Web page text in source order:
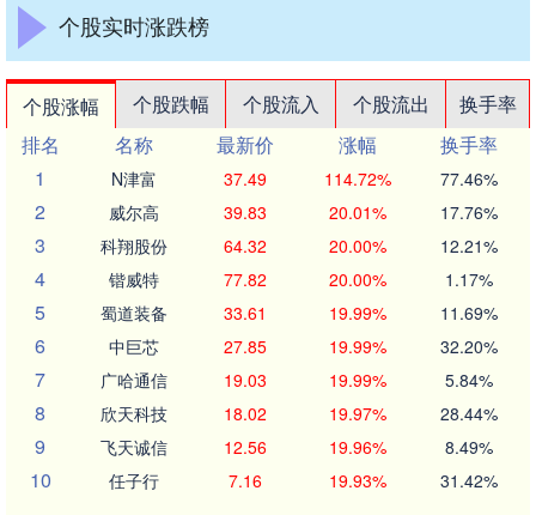
个股实时涨跌榜
个股涨幅 个股跌幅 个股流入 个股流出
换手率
排名
名称 最新价 涨幅
换手率
1
N津富 37.49 114.72% 77.46%
2 威尔高 39.83 20.01% 17.76%
3 科翔股份 64.32 20.00% 12.21%
4 锴威特 77.82 20.00% 1.17%
5 蜀道装备 33.61 19.99% 11.69%
6 中巨芯 27.85 19.99% 32.20%
7 广哈通信 19.03 19.99% 5.84%
8 欣天科技 18.02 19.97% 28.44%
9 飞天诚信 12.56 19.96% 8.49%
10 任子行 7.16 19.93% 31.42%